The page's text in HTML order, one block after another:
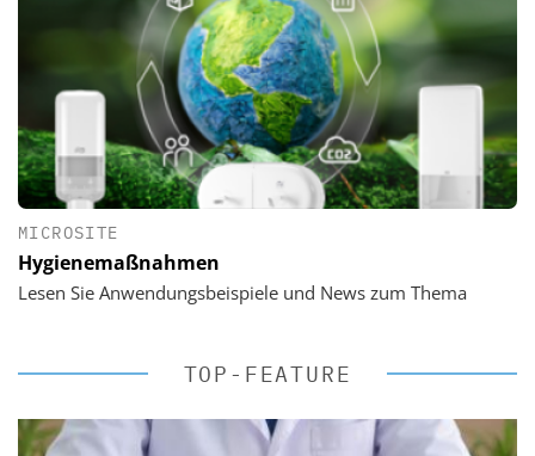
MICROSITE
Hygienemaßnahmen
Lesen Sie Anwendungsbeispiele und News zum Thema
TOP-FEATURE